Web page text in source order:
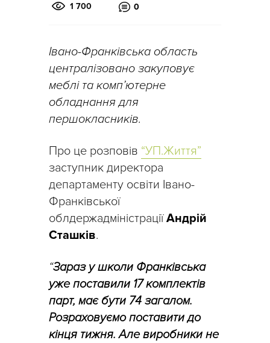
1 700 0
Івано-Франківська область
централізовано закуповує
меблі та комп’ютерне
обладнання для
першокласників.
Про це розповів “УП.Життя”
заступник директора
департаменту освіти Івано-
Франківської
облдержадміністраціїАндрій
Сташків.
“Зараз у школи Франківська
уже поставили 17 комплектів
парт, має бути 74 загалом.
Розраховуємо поставити до
кінця тижня. Але виробники не